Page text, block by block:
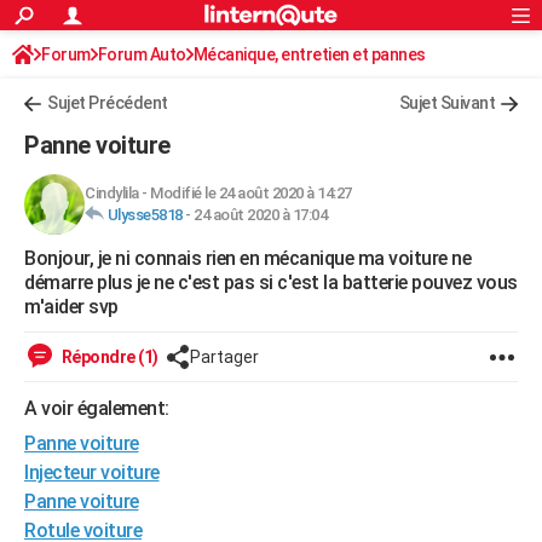
ACTUALITÉS
Politique
Société
Faits Divers
Education
Monde
Villes
+
FINANCE
Retraite
Impôts
Epargne
Immobilier
Risques naturels par ville
Banque
Assurance
Crédit
AUTO
Essais
Réserver un essai
Citadines
Berlines
SUV
Forum auto
+HIGH-TECH
Mobiles
Meilleur smartphone
Internet
Ordinateurs
Jeux vidéo
Guide high-tech
+
Forum
Aménagement intérieur
Extérieur
Cuisine
Salle de bains
Jardinage
Rangement
WEEK-END
Guides de France
Escapades
Patrimoine
Expositions
Musées
Week-end nature
+LIFESTYLE
Art de vivre
Bien-être
Loisirs
Mode
Modes de vie
SANTE
Alimentation
Guide de la santé
Maladies
Médicaments
Sommeil
VOYAGE
Rechercher
S'inscrire
Connexion
Forum Forum Auto Mécanique, entretien et pannes
Sujet Précédent Sujet Suivant
Panne voiture
Cindylila- Modifié le 24 août 2020 à 14:27
Ulysse5818- 24 août 2020 à 17:04
Bonjour, je ni connais rien en mécanique ma voiture ne
démarre plus je ne c'est pas si c'est la batterie pouvez vous
m'aider svp
Répondre (1) Partager
A voir également:
Panne voiture
Injecteur voiture
Panne voiture
Rotule voiture